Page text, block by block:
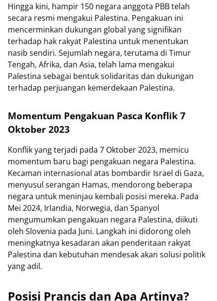
Hingga kini, hampir 150 negara anggota PBB telah
secara resmi mengakui Palestina. Pengakuan ini
mencerminkan dukungan global yang signifikan
terhadap hak rakyat Palestina untuk menentukan
nasib sendiri. Sejumlah negara, terutama di Timur
Tengah, Afrika, dan Asia, telah lama mengakui
Palestina sebagai bentuk solidaritas dan dukungan
terhadap perjuangan kemerdekaan Palestina.
Momentum Pengakuan Pasca Konflik 7
Oktober 2023
Konflik yang terjadi pada 7 Oktober 2023, memicu
momentum baru bagi pengakuan negara Palestina.
Kecaman internasional atas bombardir Israel di Gaza,
menyusul serangan Hamas, mendorong beberapa
negara untuk meninjau kembali posisi mereka. Pada
Mei 2024, Irlandia, Norwegia, dan Spanyol
mengumumkan pengakuan negara Palestina, diikuti
oleh Slovenia pada Juni. Langkah ini didorong oleh
meningkatnya kesadaran akan penderitaan rakyat
Palestina dan kebutuhan mendesak akan solusi politik
yang adil.
Posisi Prancis dan Apa Artinya?